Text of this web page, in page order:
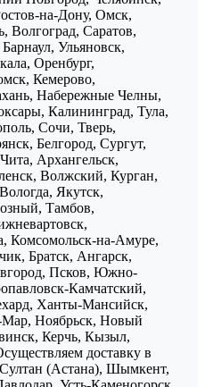
на-Дону, Омск,
Волгоград, Саратов,
Ульяновск,
Оренбург,
Кемерово,
Набережные Челны,
Калининград, Тула,
Сочи, Тверь,
Белгород, Сургут,
Архангельск,
Волжский, Курган,
Якутск,
Тамбов,
Комсомольск-на-Амуре,
Братск, Ангарск,
Псков, Южно-
Камчатский,
Ханты-Мансийск,
Ноябрьск, Новый
Керчь, Кызыл,
доставку в
(Астана), Шымкент,